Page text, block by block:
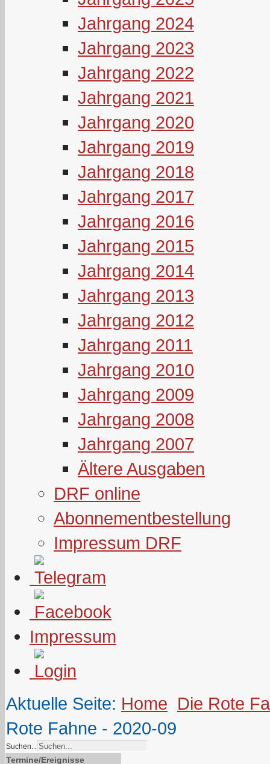
Jahrgang 2024
Jahrgang 2023
Jahrgang 2022
Jahrgang 2021
Jahrgang 2020
Jahrgang 2019
Jahrgang 2018
Jahrgang 2017
Jahrgang 2016
Jahrgang 2015
Jahrgang 2014
Jahrgang 2013
Jahrgang 2012
Jahrgang 2011
Jahrgang 2010
Jahrgang 2009
Jahrgang 2008
Jahrgang 2007
Ältere Ausgaben
DRF online
Abonnementbestellung
Impressum DRF
Impressum
Aktuelle Seite: Home Die Rote
Rote Fahne - 2020-09
Suchen...
Termine/Ereignisse